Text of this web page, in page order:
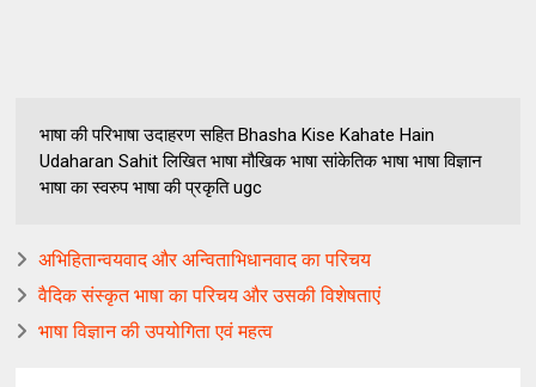
भाषा की परिभाषा उदाहरण सहित Bhasha Kise Kahate Hain
Udaharan Sahit लिखित भाषा मौखिक भाषा सांकेतिक भाषा भाषा विज्ञान
भाषा का स्वरुप भाषा की प्रकृति ugc
अभिहितान्वयवाद और अन्विताभिधानवाद का परिचय
वैदिक संस्कृत भाषा का परिचय और उसकी विशेषताएं
भाषा विज्ञान की उपयोगिता एवं महत्व